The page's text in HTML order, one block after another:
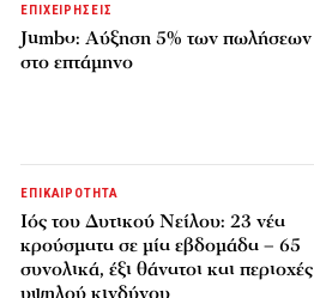
ΕΠΙΧΕΙΡΗΣΕΙΣ
Jumbo: Αύξηση 5% των πωλήσεων
στο επτάμηνο
ΕΠΙΚΑΙΡΟΤΗΤΑ
Ιός του Δυτικού Νείλου: 23 νέα
κρούσματα σε μία εβδομάδα – 65
συνολικά, έξι θάνατοι και περιοχές